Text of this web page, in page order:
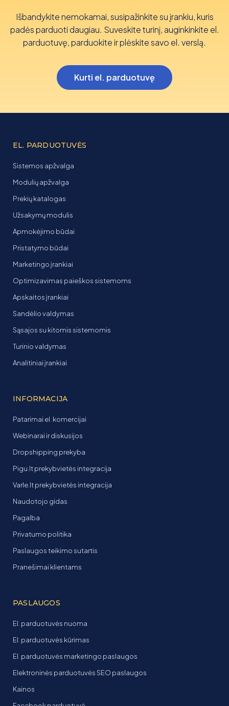
Išbandykite nemokamai, susipažinkite su įrankiu, kuris
padės parduoti daugiau. Suveskite turinį, auginkinkite el.
parduotuvę, parduokite ir plėskite savo el. verslą.
Kurti el. parduotuvę
EL. PARDUOTUVĖS
Sistemos apžvalga
Modulių apžvalga
Prekių katalogas
Užsakymų modulis
Apmokėjimo būdai
Pristatymo būdai
Marketingo įrankiai
Optimizavimas paieškos sistemoms
Apskaitos įrankiai
Sandėlio valdymas
Sąsajos su kitomis sistemomis
Turinio valdymas
Analitiniai įrankiai
INFORMACIJA
Patarimai el. komercijai
Webinarai ir diskusijos
Dropshipping prekyba
Pigu.lt prekybvietės integracija
Varle.lt prekybvietės integracija
Naudotojo gidas
Pagalba
Privatumo politika
Paslaugos teikimo sutartis
Pranešimai klientams
PASLAUGOS
El. parduotuvės nuoma
El. parduotuvės kūrimas
El. parduotuvės marketingo paslaugos
Elektroninės parduotuvės SEO paslaugos
Kainos